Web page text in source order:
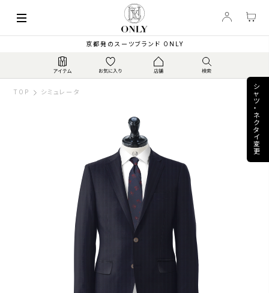
京都発のスーツブランド ONLY
TOP シミュレータ
【秋冬】伊カノニコ ト... PRICE
シ
ャ
ツ
・
ネ
ク
タ
イ
変
更